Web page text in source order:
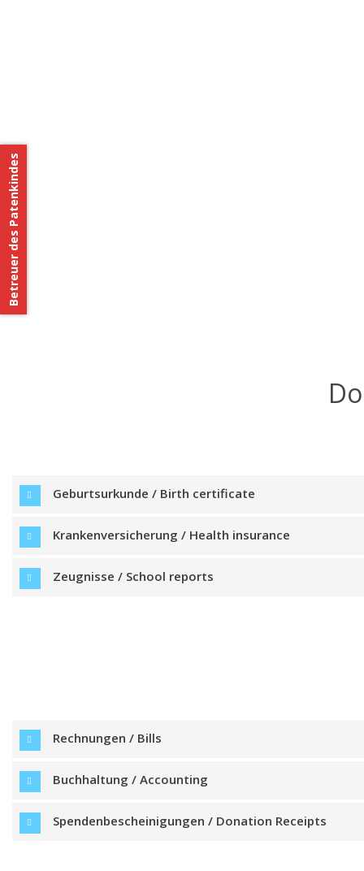
Geburtsurkunde / Birth certificate
Krankenversicherung / Health insurance
Zeugnisse / School reports
Rechnungen / Bills
Buchhaltung / Accounting
Spendenbescheinigungen / Donation Receipts
Betreuer des Patenkindes